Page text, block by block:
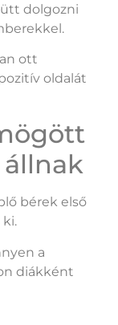
dolgozni
ott
oldalát
bérek első
a
diákként